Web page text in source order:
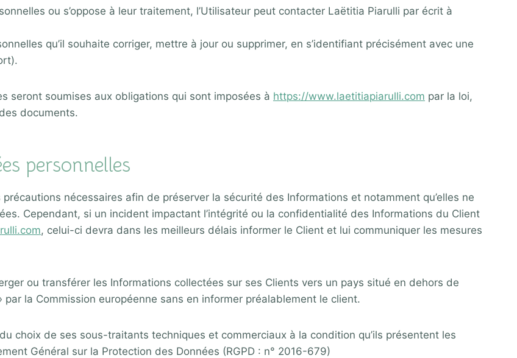
ou s’oppose à leur traitement, l’Utilisateur peut contacter Laëtitia Piarulli par écrit à
qu’il souhaite corriger, mettre à jour ou supprimer, en s’identifiant précisément avec une
seront soumises aux obligations qui sont imposées à https://www.laetitiapiarulli.com par la loi,
documents.
personnelles
précautions nécessaires afin de préserver la sécurité des Informations et notamment qu’elles ne
Cependant, si un incident impactant l’intégrité ou la confidentialité des Informations du Client
, celui-ci devra dans les meilleurs délais informer le Client et lui communiquer les mesures
ou transférer les Informations collectées sur ses Clients vers un pays situé en dehors de
la Commission européenne sans en informer préalablement le client.
choix de ses sous-traitants techniques et commerciaux à la condition qu’ils présentent les
Général sur la Protection des Données (RGPD : n° 2016-679)